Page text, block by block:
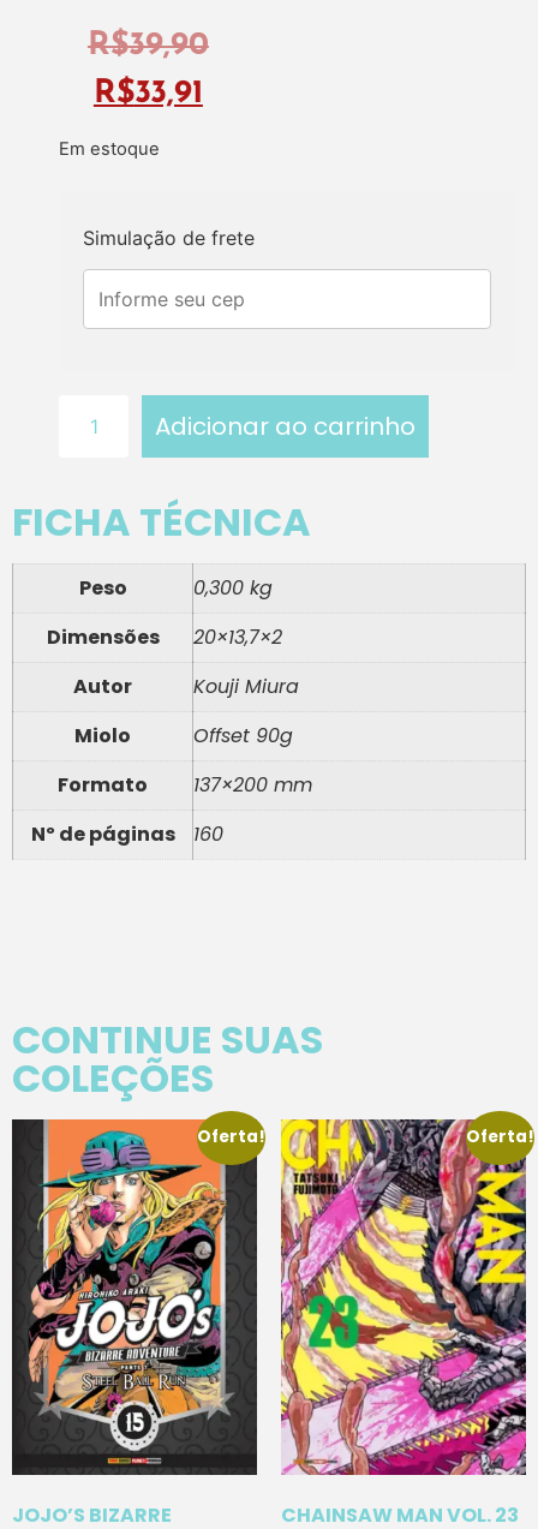
R$39,90
R$33,91
Em estoque
Simulação de frete
Adicionar ao carrinho
FICHA TÉCNICA
Peso
0,300 kg
Dimensões
20×13,7×2
Autor
Kouji Miura
Miolo
Offset 90g
Formato
137×200 mm
Nº de páginas
160
CONTINUE SUAS
COLEÇÕES
Oferta!
JOJO’S BIZARRE
Oferta!
CHAINSAW MAN VOL. 23